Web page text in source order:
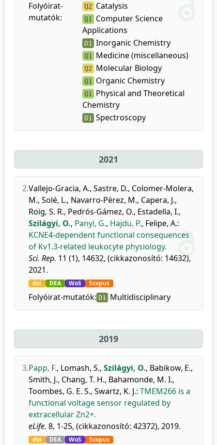
Folyóirat-
mutatók:
Q2 Catalysis
Q1
Computer Science
Applications
D1 Inorganic Chemistry
Q1 Medicine (miscellaneous)
Q2 Molecular Biology
Q1 Organic Chemistry
Q1
Physical and Theoretical
Chemistry
D1 Spectroscopy
2021
2.Vallejo-Gracia, A., Sastre, D., Colomer-Molera,
M., Solé, L., Navarro-Pérez, M., Capera, J.,
Roig, S. R., Pedrós-Gámez, O., Estadella, I.,
Szilágyi, O., Panyi, G., Hajdu, P., Felipe, A.:
KCNE4-dependent functional consequences
of Kv1.3-related leukocyte physiology.
Sci. Rep. 11 (1), 14632, (cikkazonosító: 14632),
2021.
doi DEA WoS Scopus
Folyóirat-mutatók: D1 Multidisciplinary
2019
3.Papp, F., Lomash, S., Szilágyi, O., Babikow, E.,
Smith, J., Chang, T. H., Bahamonde, M. I.,
Toombes, G. E. S., Swartz, K. J.: TMEM266 is a
functional voltage sensor regulated by
extracellular Zn2+.
eLife. 8, 1-25, (cikkazonosító: 42372), 2019.
doi DEA WoS Scopus